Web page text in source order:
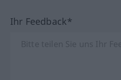
Ihr Feedback*